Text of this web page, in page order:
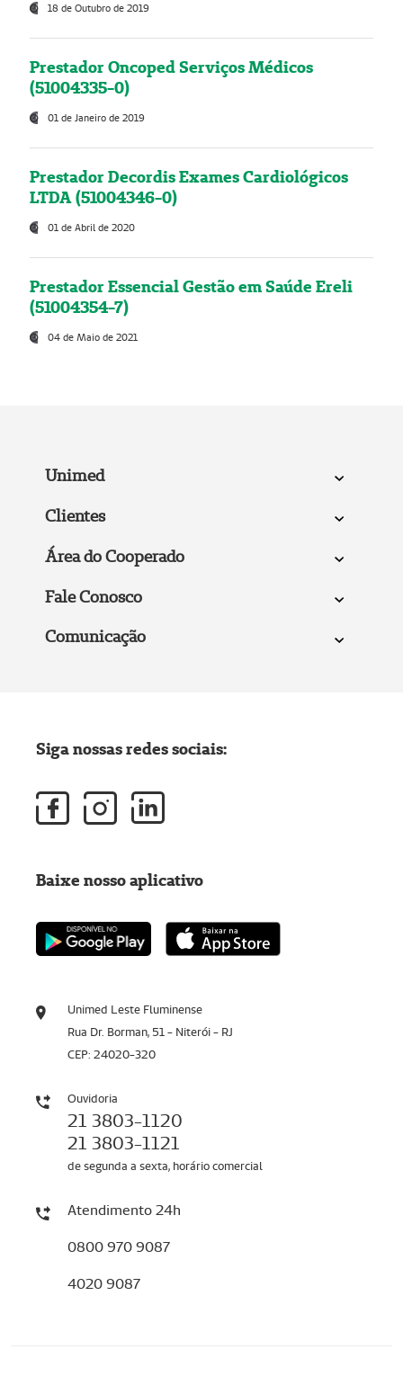
18 de Outubro de 2019
Prestador Oncoped Serviços Médicos
(51004335-0)
01 de Janeiro de 2019
Prestador Decordis Exames Cardiológicos
LTDA (51004346-0)
01 de Abril de 2020
Prestador Essencial Gestão em Saúde Ereli
(51004354-7)
04 de Maio de 2021
Unimed
Clientes
Área do Cooperado
Fale Conosco
Comunicação
Unimed Leste Fluminense
Rua Dr. Borman, 51 - Niterói - RJ
CEP: 24020-320
Ouvidoria
21 3803-1120
21 3803-1121
de segunda a sexta, horário comercial
Atendimento 24h
0800 970 9087
4020 9087
Siga nossas redes sociais:
Baixe nosso aplicativo